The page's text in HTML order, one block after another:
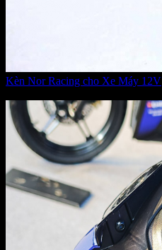
Kèn Nor Racing cho Xe Máy 12V